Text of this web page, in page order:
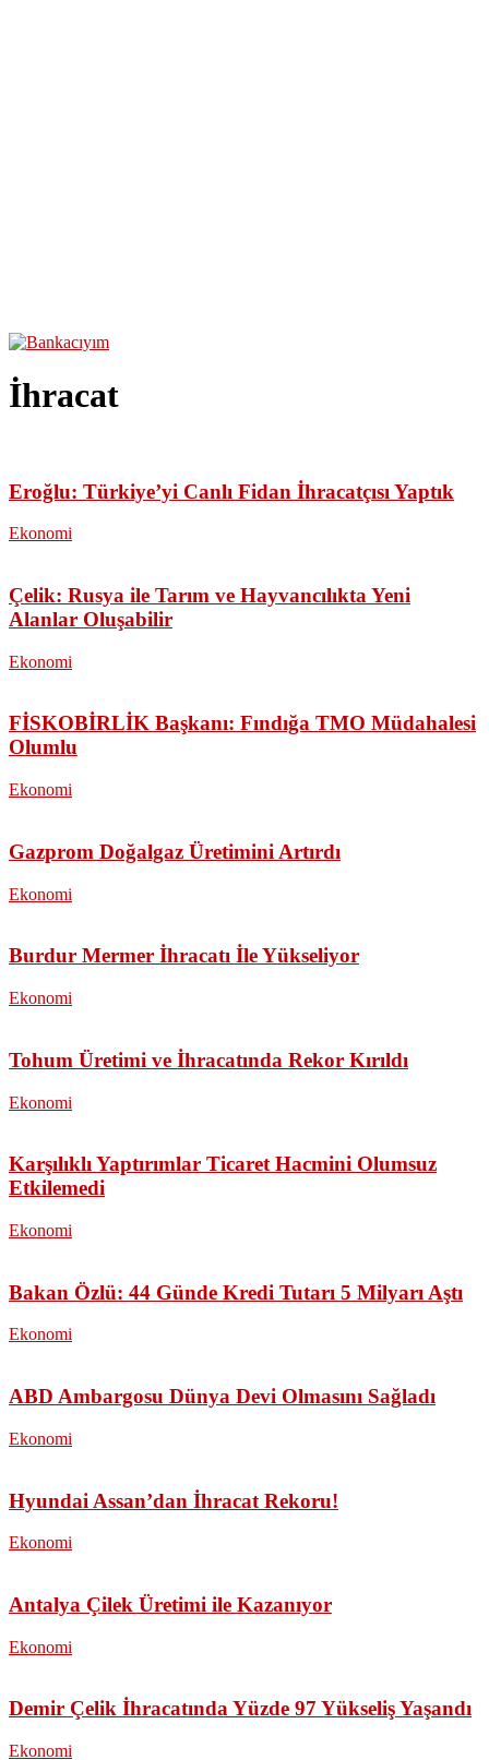
İhracat
Eroğlu: Türkiye’yi Canlı Fidan İhracatçısı Yaptık
Ekonomi
Çelik: Rusya ile Tarım ve Hayvancılıkta Yeni
Alanlar Oluşabilir
Ekonomi
FİSKOBİRLİK Başkanı: Fındığa TMO Müdahalesi
Olumlu
Ekonomi
Gazprom Doğalgaz Üretimini Artırdı
Ekonomi
Burdur Mermer İhracatı İle Yükseliyor
Ekonomi
Tohum Üretimi ve İhracatında Rekor Kırıldı
Ekonomi
Karşılıklı Yaptırımlar Ticaret Hacmini Olumsuz
Etkilemedi
Ekonomi
Bakan Özlü: 44 Günde Kredi Tutarı 5 Milyarı Aştı
Ekonomi
ABD Ambargosu Dünya Devi Olmasını Sağladı
Ekonomi
Hyundai Assan’dan İhracat Rekoru!
Ekonomi
Antalya Çilek Üretimi ile Kazanıyor
Ekonomi
Demir Çelik İhracatında Yüzde 97 Yükseliş Yaşandı
Ekonomi